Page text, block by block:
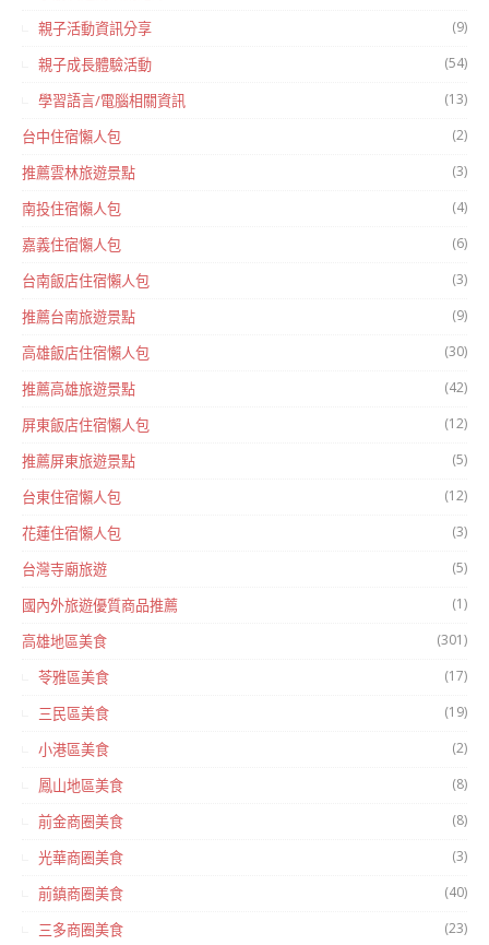
親子活動資訊分享 (9)
親子成長體驗活動 (54)
學習語言/電腦相關資訊 (13)
台中住宿懶人包 (2)
推薦雲林旅遊景點 (3)
南投住宿懶人包 (4)
嘉義住宿懶人包 (6)
台南飯店住宿懶人包 (3)
推薦台南旅遊景點 (9)
高雄飯店住宿懶人包 (30)
推薦高雄旅遊景點 (42)
屏東飯店住宿懶人包 (12)
推薦屏東旅遊景點 (5)
台東住宿懶人包 (12)
花蓮住宿懶人包 (3)
台灣寺廟旅遊 (5)
國內外旅遊優質商品推薦 (1)
高雄地區美食 (301)
苓雅區美食 (17)
三民區美食 (19)
小港區美食 (2)
鳳山地區美食 (8)
前金商圈美食 (8)
光華商圈美食 (3)
前鎮商圈美食 (40)
三多商圈美食 (23)